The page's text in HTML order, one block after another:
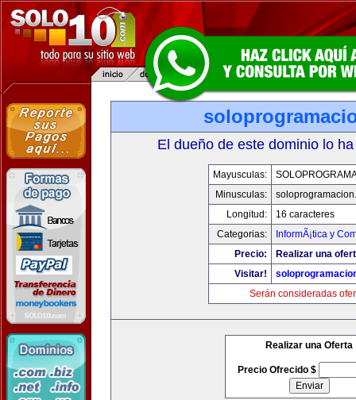
El dueño de este dominio lo
Mayusculas:
Minusculas:
Longitud:
16 caracteres
Categorias:
InformÃ¡tica y
Precio:
Realizar una
Visitar!
Serán consideradas
Realizar una Oferta
Precio Ofrecido $